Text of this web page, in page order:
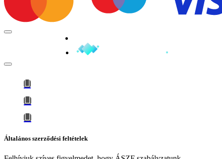
Általános szerződési feltételek